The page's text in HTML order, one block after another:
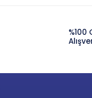
%100